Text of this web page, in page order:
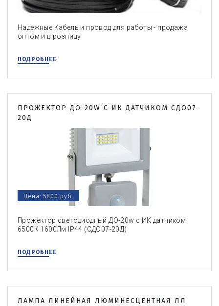
Надежные Кабель и провод для работы - продажа
оптом и в розницу
ПОДРОБНЕЕ
ПРОЖЕКТОР ДО-20W С ИК ДАТЧИКОМ СДО07-
20Д
Цена: 5800 руб.
Прожектор светодиодный ДО-20w с ИК датчиком
6500К 1600Лм IP44 (СДО07-20Д)
ПОДРОБНЕЕ
ЛАМПА ЛИНЕЙНАЯ ЛЮМИНЕСЦЕНТНАЯ ЛЛ